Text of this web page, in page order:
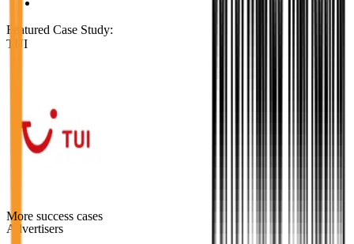
Featured Case Study:
TUI
More success cases
Advertisers